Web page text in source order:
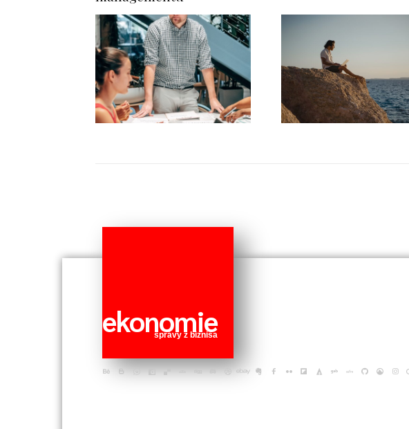
ekonomie
správy z biznisa